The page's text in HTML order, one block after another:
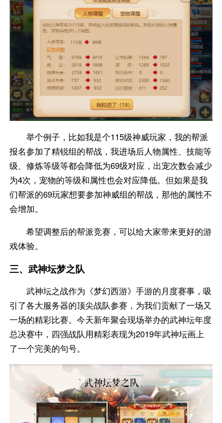
举个例子，比如我是个115级神威玩家，我的帮派
报名参加了精锐组的帮战，我进场后人物属性、技能等
级、修炼等级等都会降低为69级对应，出宠次数会减少
为4次，宠物的等级和属性也会对应降低。但如果是我
们帮派的69玩家想要参加神威组的帮战，那他的属性不
会增加。
希望调整后的帮派竞赛，可以给大家带来更好的游
戏体验。
三、武神坛梦之队
武神坛之战作为《梦幻西游》手游的月度赛事，吸
引了各大服务器的顶尖战队参赛，为我们贡献了一场又
一场的精彩比赛。今天新年聚会现场举办的武神坛年度
总决赛中，四强战队用精彩表现为2019年武神坛画上
了一个完美的句号。